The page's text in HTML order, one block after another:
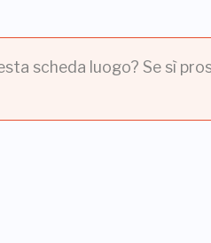
scheda luogo? Se sì